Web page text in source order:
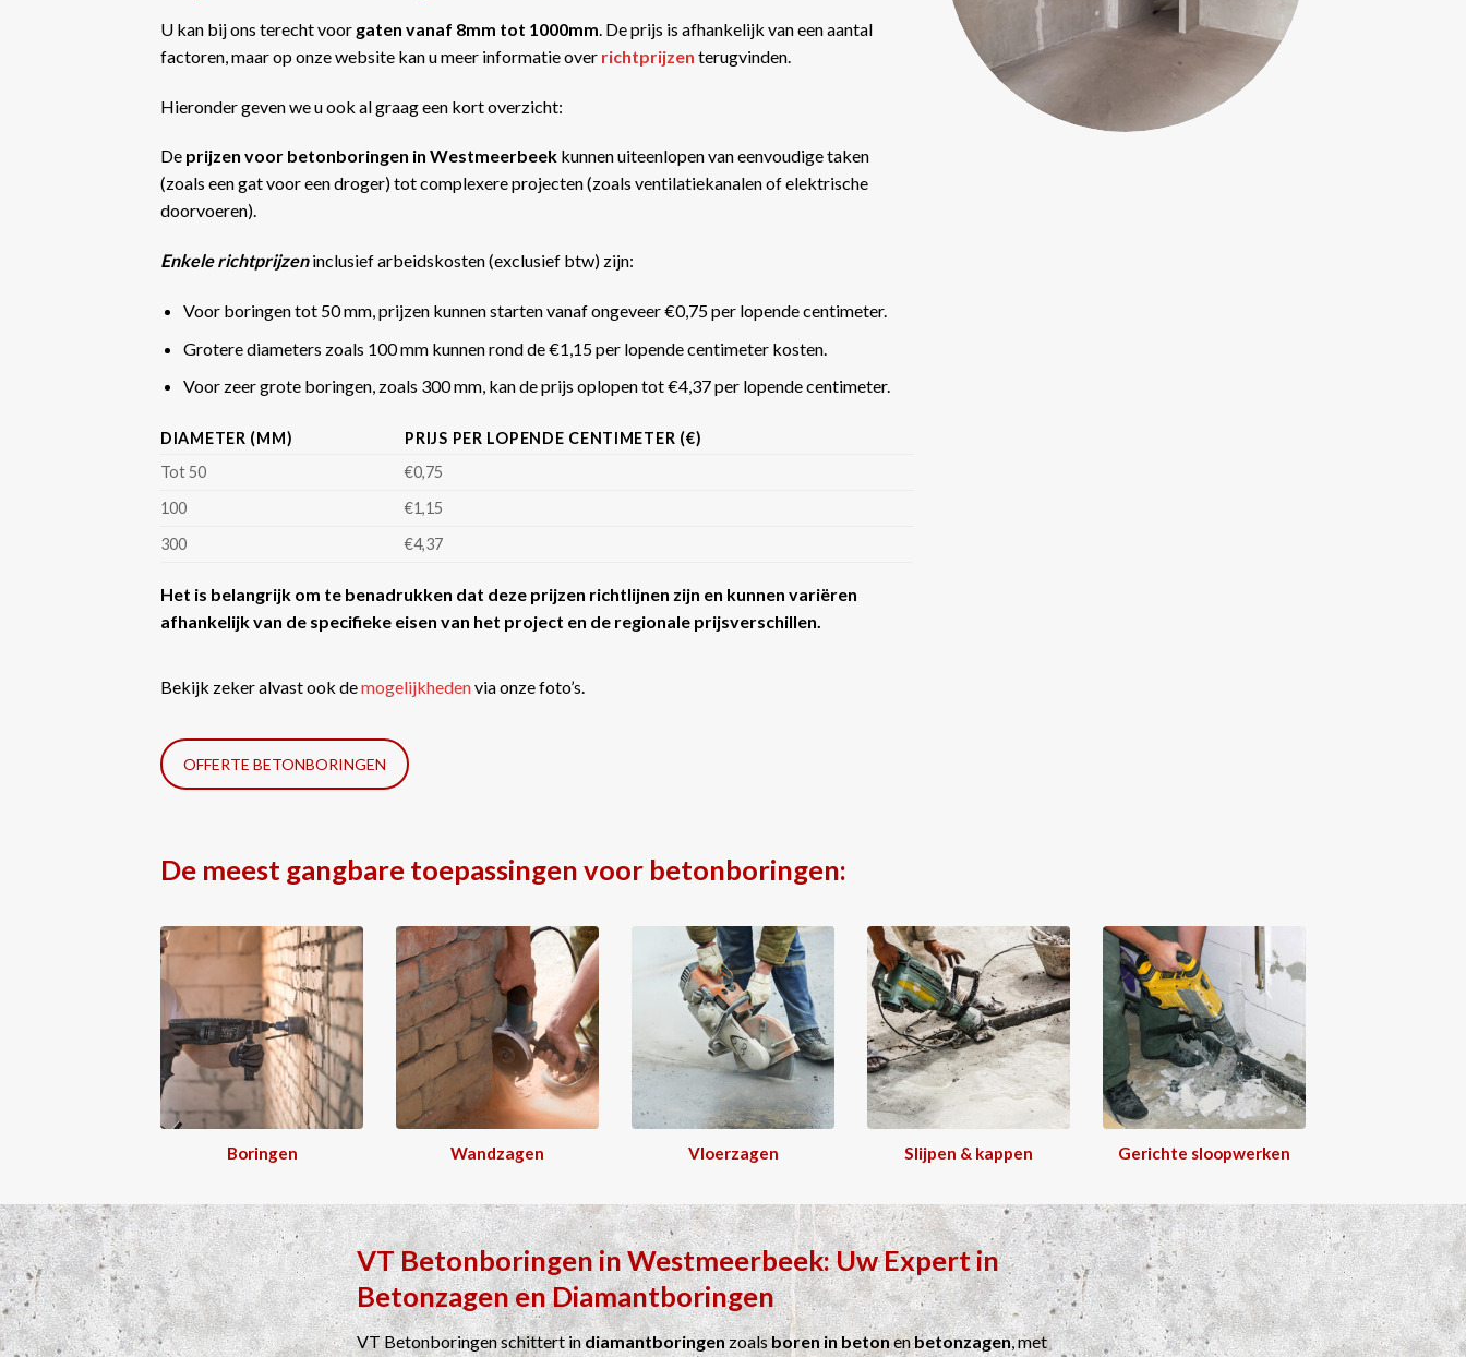
U kan bij ons terecht voor gaten vanaf 8mm tot 1000mm . De prijs is afhankelijk van een aantal
factoren, maar op onze website kan u meer informatie over richtprijzen terugvinden.
Hieronder geven we u ook al graag een kort overzicht:
De prijzen voor betonboringen in Westmeerbeek kunnen uiteenlopen van eenvoudige taken
(zoals een gat voor een droger) tot complexere projecten (zoals ventilatiekanalen of elektrische
doorvoeren).
Enkele richtprijzeninclusief arbeidskosten (exclusief btw) zijn:
Voor boringen tot 50 mm, prijzen kunnen starten vanaf ongeveer €0,75 per lopende centimeter.
Grotere diameters zoals 100 mm kunnen rond de €1,15 per lopende centimeter kosten.
Voor zeer grote boringen, zoals 300 mm, kan de prijs oplopen tot €4,37 per lopende centimeter​​.
DIAMETER (MM)
PRIJS PER LOPENDE CENTIMETER (€)
Tot 50
€0,75
100
€1,15
300
€4,37
Het is belangrijk om te benadrukken dat deze prijzen richtlijnen zijn en kunnen variëren
afhankelijk van de specifieke eisen van het project en de regionale prijsverschillen.
Bekijk zeker alvast ook demogelijkhedenvia onze foto’s.
OFFERTE BETONBORINGEN
De meest gangbare toepassingen voor betonboringen:
Boringen Wandzagen Vloerzagen Slijpen & kappen Gerichte sloopwerken
VT BetonboringeninWestmeerbeek: Uw Expert in
BetonzagenenDiamantboringen
VT Betonboringen schittert indiamantboringenzoalsboren in betonenbetonzagen, met